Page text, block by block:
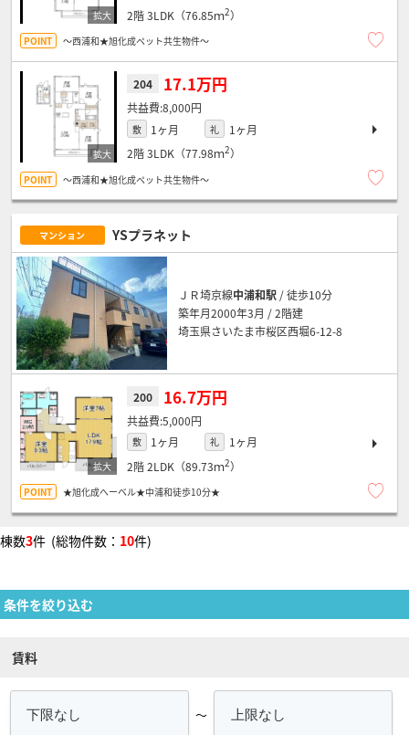
2階3LDK（76.85ｍ2）
～西浦和★旭化成ペット共生物件～
204 17.1万円
8,000円
敷 1ヶ月 礼
1ヶ月
2階3LDK（77.98ｍ2）
～西浦和★旭化成ペット共生物件～
マンション YSプラネット
ＪＲ埼京線中浦和駅 / 徒歩10分
築年月2000年3月 / 2階建
埼玉県さいたま市桜区西堀6-12-8
200 16.7万円
5,000円
敷 1ヶ月 礼
1ヶ月
2階2LDK（89.73ｍ2）
★旭化成へーベル★中浦和徒歩10分★
棟数3件 (総物件数： 10件)
条件を絞り込む
賃料
～